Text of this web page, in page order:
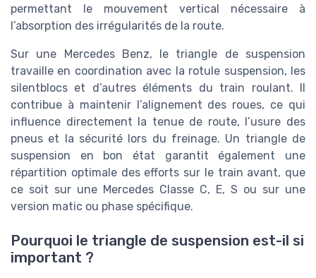
permettant le mouvement vertical nécessaire à
l’absorption des irrégularités de la route.
Sur une Mercedes Benz, le triangle de suspension
travaille en coordination avec la rotule suspension, les
silentblocs et d’autres éléments du train roulant. Il
contribue à maintenir l’alignement des roues, ce qui
influence directement la tenue de route, l’usure des
pneus et la sécurité lors du freinage. Un triangle de
suspension en bon état garantit également une
répartition optimale des efforts sur le train avant, que
ce soit sur une Mercedes Classe C, E, S ou sur une
version matic ou phase spécifique.
Pourquoi le triangle de suspension est-il si
important ?